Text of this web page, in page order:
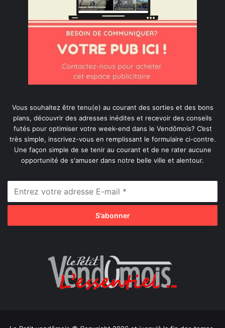
Vous souhaitez être tenu(e) au courant des sorties et des bons
plans, découvrir des adresses inédites et recevoir des conseils
futés pour optimiser votre week-end dans le Vendômois? C’est
très simple, inscrivez-vous en remplissant le formulaire ci-contre.
Une façon simple de se tenir au courant et de ne rater aucune
opportunité de s'amuser dans notre belle ville et alentour.